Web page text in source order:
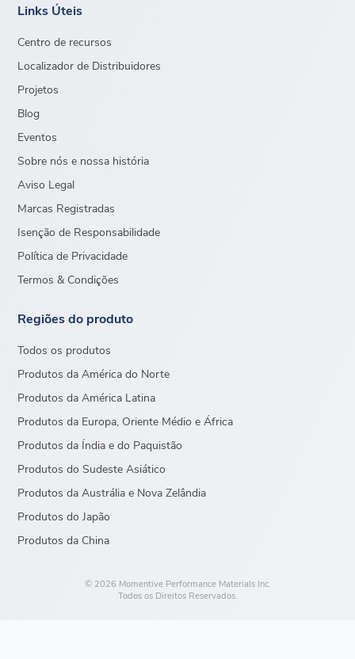
Links Úteis
Centro de recursos
Localizador de Distribuidores
Projetos
Blog
Eventos
Sobre nós e nossa história
Aviso Legal
Marcas Registradas
Isenção de Responsabilidade
Política de Privacidade
Termos & Condições
Regiões do produto
Todos os produtos
Produtos da América do Norte
Produtos da América Latina
Produtos da Europa, Oriente Médio e África
Produtos da Índia e do Paquistão
Produtos do Sudeste Asiático
Produtos da Austrália e Nova Zelândia
Produtos do Japão
Produtos da China
© 2026 Momentive Performance Materials Inc.
Todos os Direitos Reservados.